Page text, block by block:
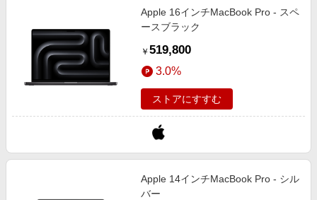
Apple 16インチMacBook Pro - スペ
ースブラック
￥ 519,800
3.0%
ストアにすすむ
Apple 14インチMacBook Pro - シル
バー